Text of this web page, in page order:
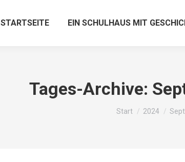
STARTSEITE EIN SCHULHAUS MIT
Tages-Archive:
Sie befinden sich
Start 2024